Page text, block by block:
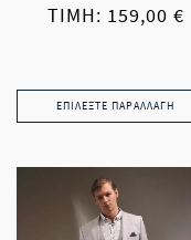
ΤΙΜΉ: 159,00 €
ΕΠΙΛΈΞΤΕ ΠΑΡΑΛΛΑΓΉ